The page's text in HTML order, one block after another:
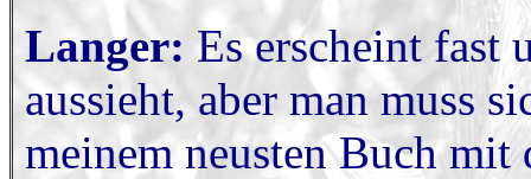
Langer: Es erscheint fast
aussieht, aber man muss
meinem neusten Buch